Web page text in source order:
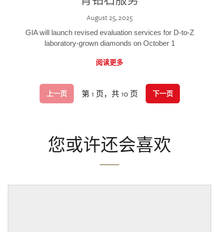
August 25, 2025
GIA will launch revised evaluation services for D-to-Z
laboratory-grown diamonds on October 1
阅读更多
上一页 第 1 页，共 10 页 下一页
您或许还会喜欢